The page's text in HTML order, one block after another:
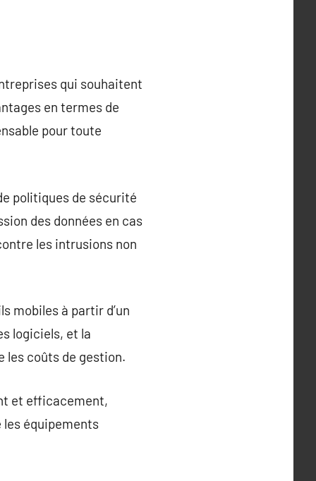
qui souhaitent
en termes de
pour toute
politiques de sécurité
des données en cas
les intrusions non
mobiles à partir d’un
logiciels, et la
les coûts de gestion.
et efficacement,
équipements